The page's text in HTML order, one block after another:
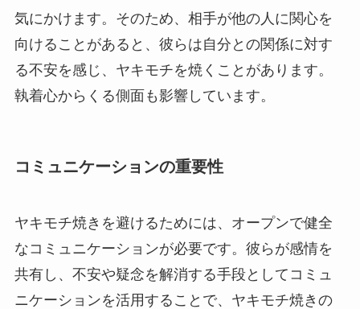
気にかけます。そのため、相手が他の人に関心を
向けることがあると、彼らは自分との関係に対す
る不安を感じ、ヤキモチを焼くことがあります。
執着心からくる側面も影響しています。
コミュニケーションの重要性
ヤキモチ焼きを避けるためには、オープンで健全
なコミュニケーションが必要です。彼らが感情を
共有し、不安や疑念を解消する手段としてコミュ
ニケーションを活用することで、ヤキモチ焼きの